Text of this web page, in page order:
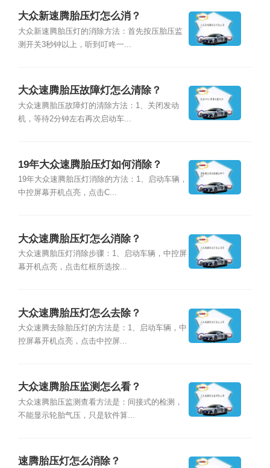
大众新速腾胎压灯怎么消？
大众新速腾胎压灯的消除方法：首先按压胎压监
测开关3秒钟以上，听到叮咚一...
大众速腾胎压故障灯怎么清除？
大众速腾胎压故障灯的清除方法：1、关闭发动
机，等待2分钟左右再次启动车...
19年大众速腾胎压灯如何消除？
19年大众速腾胎压灯消除的方法：1、启动车辆，
中控屏幕开机点亮，点击C...
大众速腾胎压灯怎么消除？
大众速腾胎压灯消除步骤：1、启动车辆，中控屏
幕开机点亮，点击红框所选按...
大众速腾胎压灯怎么去除？
大众速腾去除胎压灯的方法是：1、启动车辆，中
控屏幕开机点亮，点击中控屏...
大众速腾胎压监测怎么看？
大众速腾胎压监测查看方法是：间接式的检测，
不能显示轮胎气压，只是软件算...
速腾胎压灯怎么消除？